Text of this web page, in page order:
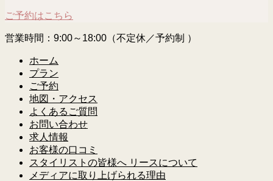
ご予約はこちら
営業時間：9:00～18:00（不定休／予約制 ）
ホーム
プラン
ご予約
地図・アクセス
よくあるご質問
お問い合わせ
求人情報
お客様の口コミ
スタイリストの皆様へ リースについて
メディアに取り上げられる理由